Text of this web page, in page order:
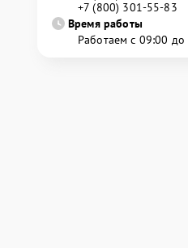
+7 (800) 301-55-83
Время работы
Работаем с 09:00 до